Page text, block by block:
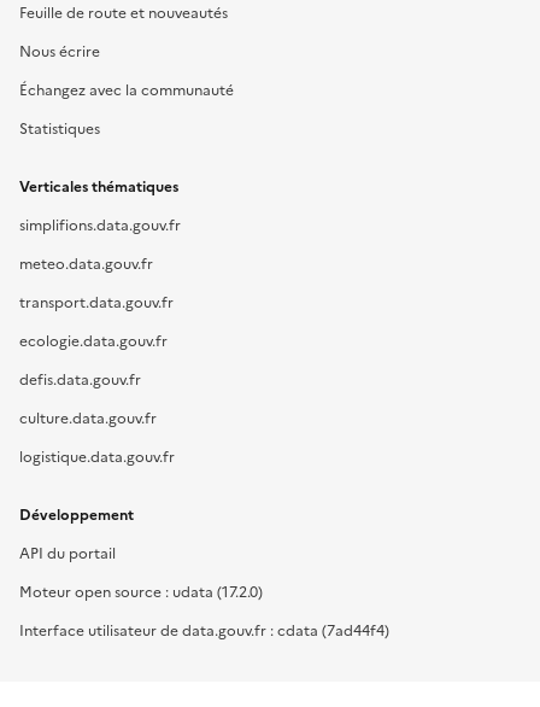
Feuille de route et nouveautés
Nous écrire
Échangez avec la communauté
Statistiques
Verticales thématiques
simplifions.data.gouv.fr
meteo.data.gouv.fr
transport.data.gouv.fr
ecologie.data.gouv.fr
defis.data.gouv.fr
culture.data.gouv.fr
logistique.data.gouv.fr
Développement
API du portail
Moteur open source : udata (17.2.0)
Interface utilisateur de data.gouv.fr : cdata (7ad44f4)